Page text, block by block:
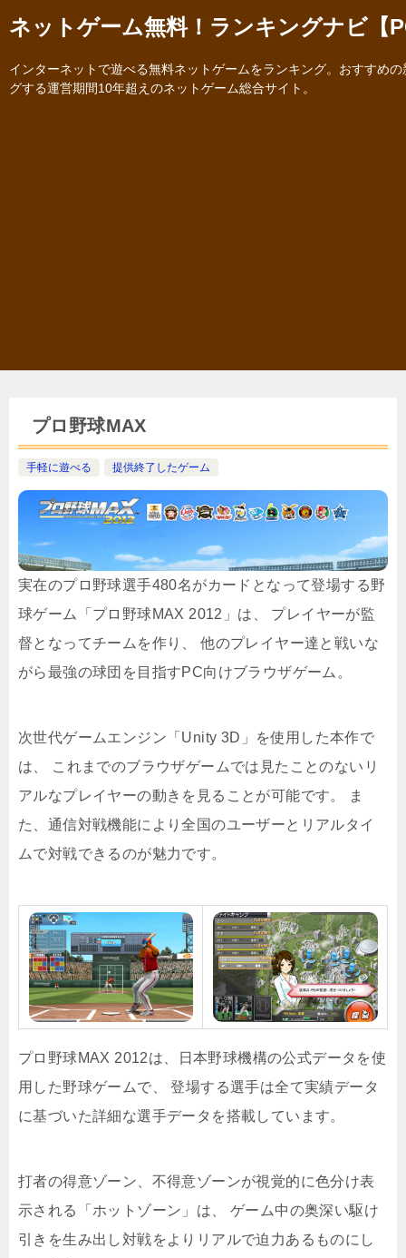
ネットゲーム無料！ランキングナビ【
インターネットで遊べる無料ネットゲームをランキング。おすすめ
グする運営期間10年超えのネットゲーム総合サイト。
プロ野球MAX
手軽に遊べる 提供終了したゲーム
実在のプロ野球選手480名がカードとなって登場する野
球ゲーム「プロ野球MAX 2012」は、 プレイヤーが監
督となってチームを作り、 他のプレイヤー達と戦いな
がら最強の球団を目指すPC向けブラウザゲーム。
次世代ゲームエンジン「Unity 3D」を使用した本作で
は、 これまでのブラウザゲームでは見たことのないリ
アルなプレイヤーの動きを見ることが可能です。 ま
た、通信対戦機能により全国のユーザーとリアルタイ
ムで対戦できるのが魅力です。
プロ野球MAX 2012は、日本野球機構の公式データを使
用した野球ゲームで、 登場する選手は全て実績データ
に基づいた詳細な選手データを搭載しています。
打者の得意ゾーン、不得意ゾーンが視覚的に色分け表
示される「ホットゾーン」は、 ゲーム中の奥深い駆け
引きを生み出し対戦をよりリアルで迫力あるものにし